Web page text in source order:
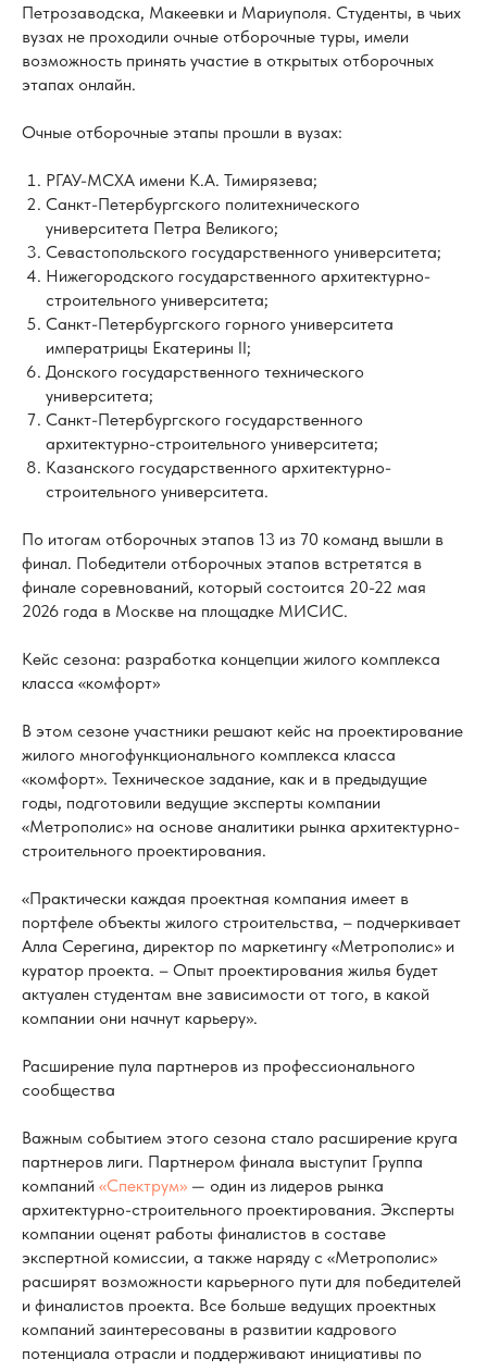
Петрозаводска, Макеевки и Мариуполя. Студенты, в чьих
вузах не проходили очные отборочные туры, имели
возможность принять участие в открытых отборочных
этапах онлайн.
Очные отборочные этапы прошли в вузах:
РГАУ-МСХА имени К.А. Тимирязева;
Санкт-Петербургского политехнического
университета Петра Великого;
Севастопольского государственного университета;
Нижегородского государственного архитектурно-
строительного университета;
Санкт-Петербургского горного университета
императрицы Екатерины II;
Донского государственного технического
университета;
Санкт-Петербургского государственного
архитектурно-строительного университета;
Казанского государственного архитектурно-
строительного университета.
По итогам отборочных этапов 13 из 70 команд вышли в
финал. Победители отборочных этапов встретятся в
финале соревнований, который состоится 20-22 мая
2026 года в Москве на площадке МИСИС.
Кейс сезона: разработка концепции жилого комплекса
класса «комфорт»
В этом сезоне участники решают кейс на проектирование
жилого многофункционального комплекса класса
«комфорт». Техническое задание, как и в предыдущие
годы, подготовили ведущие эксперты компании
«Метрополис» на основе аналитики рынка архитектурно-
строительного проектирования.
«Практически каждая проектная компания имеет в
портфеле объекты жилого строительства, – подчеркивает
Алла Серегина, директор по маркетингу «Метрополис» и
куратор проекта. – Опыт проектирования жилья будет
актуален студентам вне зависимости от того, в какой
компании они начнут карьеру».
Расширение пула партнеров из профессионального
сообщества
Важным событием этого сезона стало расширение круга
партнеров лиги. Партнером финала выступит Группа
компаний «Спектрум» — один из лидеров рынка
архитектурно-строительного проектирования. Эксперты
компании оценят работы финалистов в составе
экспертной комиссии, а также наряду с «Метрополис»
расширят возможности карьерного пути для победителей
и финалистов проекта. Все больше ведущих проектных
компаний заинтересованы в развитии кадрового
потенциала отрасли и поддерживают инициативы по